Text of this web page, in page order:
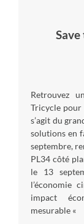
Retrouvez
Tricycle pour
s’agit du
solutions en
septembre,
PL34 côté
le 13
l’économie
impact
mesurable «